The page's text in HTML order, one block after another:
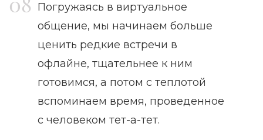
Погружаясь в виртуальное
общение, мы начинаем больше
ценить редкие встречи в
офлайне, тщательнее к ним
готовимся, а потом с теплотой
вспоминаем время, проведенное
с человеком тет-а-тет.